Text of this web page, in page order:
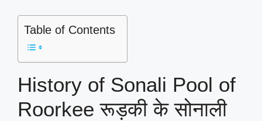
Table of Contents
History of Sonali Pool of
Roorkee रूड़की के सोनाली